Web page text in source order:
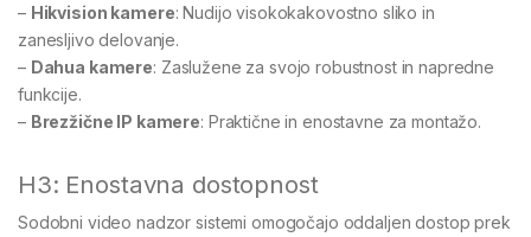
– Hikvision kamere: Nudijo visokokakovostno sliko in
zanesljivo delovanje.
– Dahua kamere: Zaslužene za svojo robustnost in napredne
funkcije.
– Brezžične IP kamere: Praktične in enostavne za montažo.
H3: Enostavna dostopnost
Sodobni video nadzor sistemi omogočajo oddaljen dostop prek